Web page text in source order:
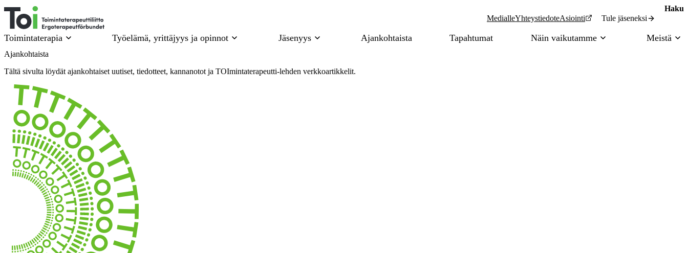
Siirry
sisältöön
MedialleYhteystiedoteAsiointi Tule jäseneksi
Haku
Toimintaterapia Työelämä, yrittäjyys ja opinnot Jäsenyys Ajankohtaista Tapahtumat Näin vaikutamme Meistä
Ajankohtaista
Tältä sivulta löydät ajankohtaiset uutiset, tiedotteet, kannanotot ja TOImintaterapeutti-lehden verkkoartikkelit.